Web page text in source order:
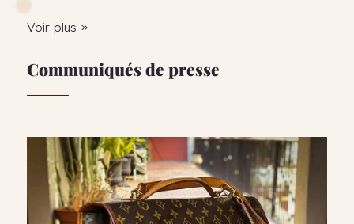
Voir plus »
Communiqués de presse